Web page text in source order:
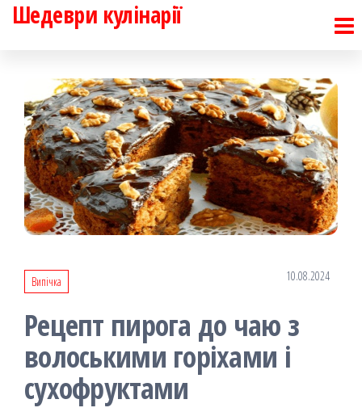
Перейти
Шедеври кулінарії
Випічка 10.08.2024
Рецепт пирога до чаю з
волоськими горіхами і
сухофруктами